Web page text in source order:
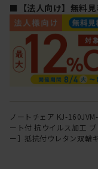
■【法人向け】無料
ノートチェア KJ-
ート付 抗ウイルス加工
ー］抵抗付ウレタン双輪